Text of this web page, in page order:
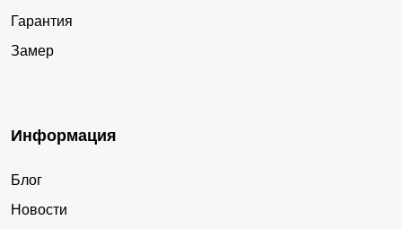
Гарантия
Замер
Информация
Блог
Новости